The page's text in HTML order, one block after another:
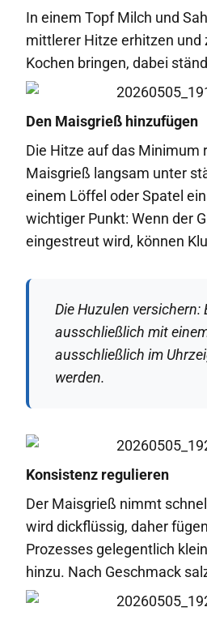
In einem Topf Milch und
mittlerer Hitze erhitzen und
Kochen bringen, dabei
Den Maisgrieß hinzufügen
Die Hitze auf das Minimum
Maisgrieß langsam unter
einem Löffel oder Spatel
wichtiger Punkt: Wenn der
eingestreut wird, können
Die Huzulen
ausschließlich mit
ausschließlich im
werden.
Konsistenz regulieren
Der Maisgrieß nimmt
wird dickflüssig, daher
Prozesses gelegentlich
hinzu. Nach Geschmack